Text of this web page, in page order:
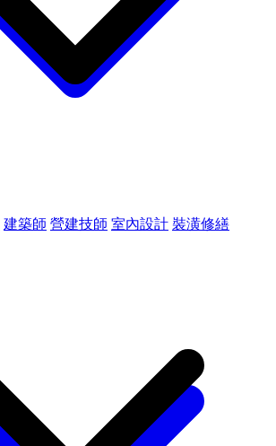
建築師 營建技師 室內設計 裝潢修繕